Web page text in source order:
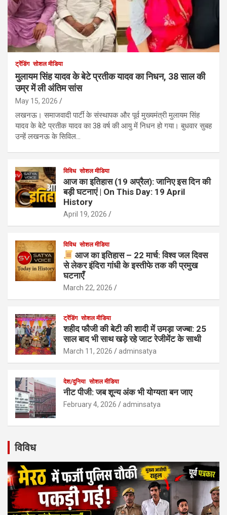
ट्रेंडिंग सोशल मीडिया
मुलायम सिंह यादव के बेटे प्रतीक यादव का निधन, 38 साल की
उम्र में ली अंतिम सांस
May 15, 2026
लखनऊ। समाजवादी पार्टी के संस्थापक और पूर्व मुख्यमंत्री मुलायम सिंह
यादव के बेटे प्रतीक यादव का 38 वर्ष की आयु में निधन हो गया। बुधवार सुबह
उन्हें लखनऊ के सिविल…
विविध सोशल मीडिया
आज का इतिहास (19 अप्रैल): जानिए इस दिन की
बड़ी घटनाएं | On This Day: 19 April
History
April 19, 2026
विविध सोशल मीडिया
आज का इतिहास – 22 मार्च: विश्व जल दिवस
से लेकर इंदिरा गांधी के इस्तीफे तक की प्रमुख
घटनाएँ
March 22, 2026
ट्रेंडिंग सोशल मीडिया
शहीद फौजी की बेटी की शादी में उमड़ा जज्बा: 25
साल बाद भी साथ खड़े रहे जाट रेजीमेंट के साथी
March 11, 2026 adminsatya
देश/दुनिया सोशल मीडिया
नीट पीजी: जब शून्य अंक भी योग्यता बन जाए
February 4, 2026 adminsatya
विविध